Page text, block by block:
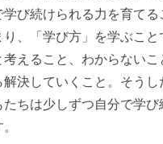
学び続けられる力を育てる
り、「学び方」を学ぶこと
えること、わからないこ
決していくこと。そうし
たちは少しずつ自分で学